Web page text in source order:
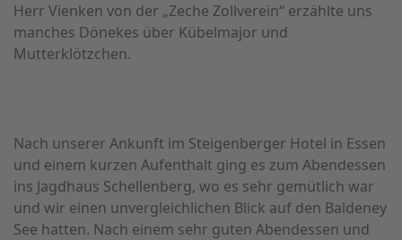
Herr Vienken von der „Zeche Zollverein“ erzählte uns
manches Dönekes über Kübelmajor und
Mutterklötzchen.
Nach unserer Ankunft im Steigenberger Hotel in Essen
und einem kurzen Aufenthalt ging es zum Abendessen
ins Jagdhaus Schellenberg, wo es sehr gemütlich war
und wir einen unvergleichlichen Blick auf den Baldeney
See hatten. Nach einem sehr guten Abendessen und